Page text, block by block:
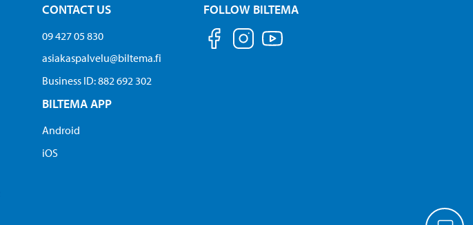
CONTACT US
09 427 05 830
asiakaspalvelu@biltema.fi
Business ID:​ 882 692 302
BILTEMA APP
Android
iOS
FOLLOW BILTEMA